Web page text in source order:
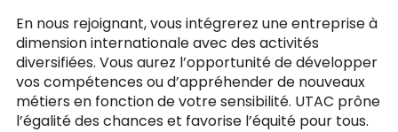
En nous rejoignant, vous intégrerez une entreprise à
dimension internationale avec des activités
diversifiées. Vous aurez l’opportunité de développer
vos compétences ou d’appréhender de nouveaux
métiers en fonction de votre sensibilité. UTAC prône
l’égalité des chances et favorise l’équité pour tous.